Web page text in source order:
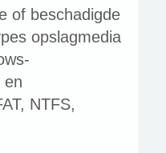
of beschadigde
opslagmedia
en
NTFS,